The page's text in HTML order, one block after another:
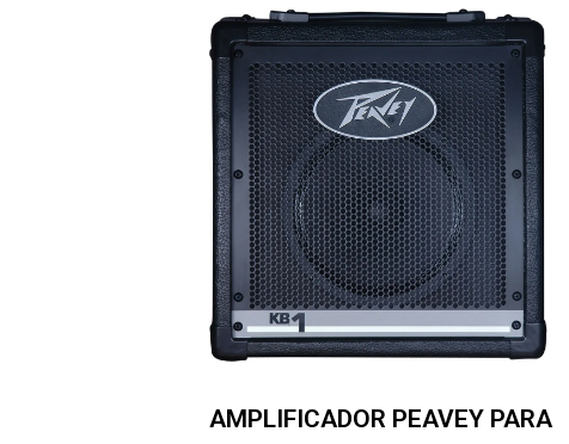
AMPLIFICADOR PEAVEY PARA